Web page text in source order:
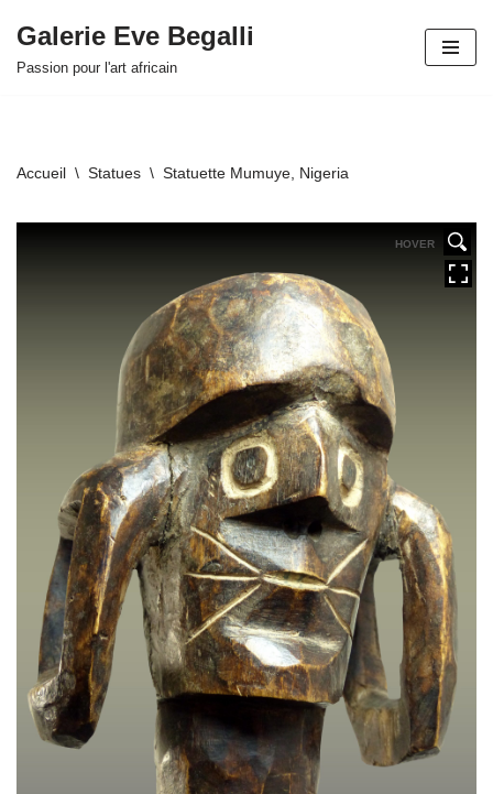
Aller
Galerie Eve Begalli
Passion pour l'art africain
Accueil \ Statues \ Statuette Mumuye, Nigeria
HOVER